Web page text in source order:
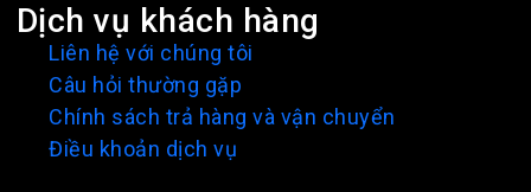
Dịch vụ khách hàng
Liên hệ với chúng tôi
Câu hỏi thường gặp
Chính sách trả hàng và vận chuyển
Điều khoản dịch vụ